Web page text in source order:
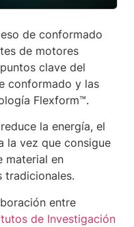
de conformado
de motores
clave del
conformado y las
Flexform™.
la energía, el
la vez que consigue
material en
tradicionales.
entre
de Investigación